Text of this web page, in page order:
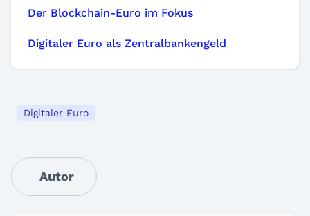
Der Blockchain-Euro im Fokus
Digitaler Euro als Zentralbankengeld
Digitaler Euro
Autor